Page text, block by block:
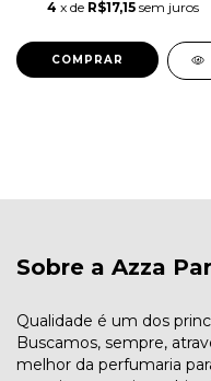
4 x de R$17,15 sem juros
COMPRAR
Sobre a Azza
Qualidade é um dos
Buscamos, sempre,
melhor da perfumaria